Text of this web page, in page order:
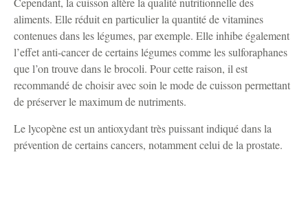
aliments. Elle réduit en particulier la quantité de vitamines
contenues dans les légumes, par exemple. Elle inhibe également
l’effet anti-cancer de certains légumes comme les sulforaphanes
que l’on trouve dans le brocoli. Pour cette raison, il est
recommandé de choisir avec soin le mode de cuisson permettant
de préserver le maximum de nutriments.
Le lycopène est un antioxydant très puissant indiqué dans la
prévention de certains cancers, notamment celui de la prostate.